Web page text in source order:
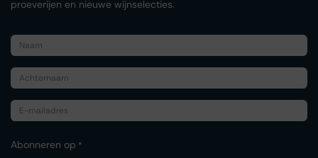
proeverijen en nieuwe wijnselecties.
Abonneren op *